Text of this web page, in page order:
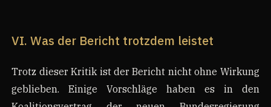
VI. Was der Bericht trotzdem leistet
Trotz dieser Kritik ist der Bericht nicht ohne Wirkung
geblieben. Einige Vorschläge haben es in den